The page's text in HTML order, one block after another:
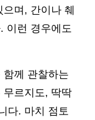
며, 간이나 췌
이런 경우에도
께 관찰하는
무르지도, 딱딱
다. 마치 점토